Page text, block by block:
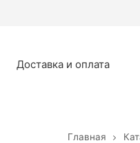
Доставка и оплата
Главная